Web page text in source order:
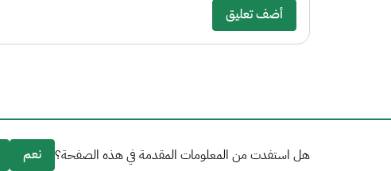
أضف تعليق
هل استفدت من المعلومات المقدمة في هذه الصفحة؟ نعم